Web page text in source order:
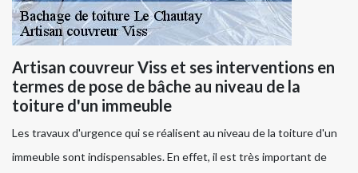
Artisan couvreur Viss et ses interventions en
termes de pose de bâche au niveau de la
toiture d'un immeuble
Les travaux d'urgence qui se réalisent au niveau de la toiture d'un
immeuble sont indispensables. En effet, il est très important de